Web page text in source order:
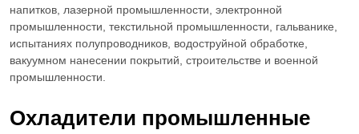
напитков, лазерной промышленности, электронной
промышленности, текстильной промышленности, гальванике,
испытаниях полупроводников, водоструйной обработке,
вакуумном нанесении покрытий, строительстве и военной
промышленности.
Охладители промышленные